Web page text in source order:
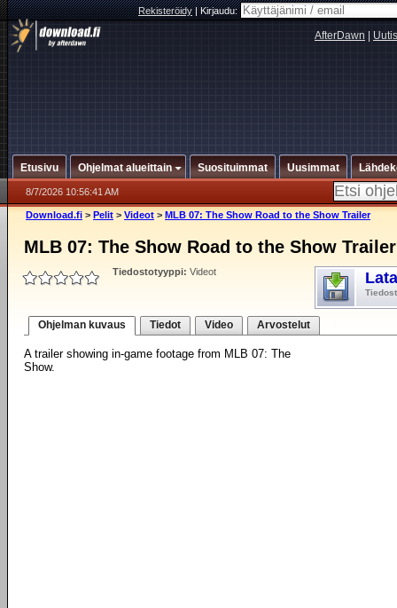
Rekisteröidy|Kirjaudu:
AfterDawn
Etusivu Ohjelmat alueittain Suosituimmat Uusimmat
8/7/2026 10:56:41 AM
Download.fi > Pelit > Videot > MLB 07: The Show Road to the Show Trailer
MLB 07: The Show Road to the Show Trailer
Tiedostotyyppi: Videot
Ohjelman kuvaus Tiedot Video Arvostelut
A trailer showing in-game footage from MLB 07: The
Show.